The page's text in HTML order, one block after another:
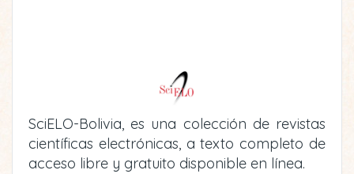
SciELO-Bolivia, es una colección de revistas
científicas electrónicas, a texto completo de
acceso libre y gratuito disponible en línea.